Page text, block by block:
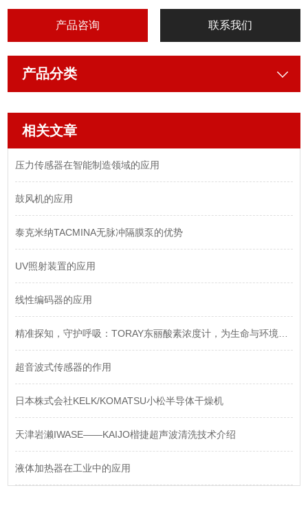
产品咨询 联系我们
产品分类
相关文章
压力传感器在智能制造领域的应用
鼓风机的应用
泰克米纳TACMINA无脉冲隔膜泵的优势
UV照射装置的应用
线性编码器的应用
精准探知，守护呼吸：TORAY东丽酸素浓度计，为生命与环境注入安心
超音波式传感器的作用
日本株式会社KELK/KOMATSU小松半导体干燥机
天津岩濑IWASE——KAIJO楷捷超声波清洗技术介绍
液体加热器在工业中的应用